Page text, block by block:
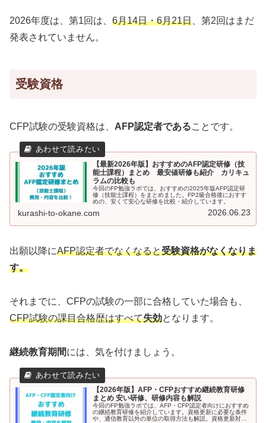
2026年度は、第1回は、 6月14日・6月21日 、第2回はまだ
発表されていません。
受験資格
CFP試験の受験資格は、 AFP認定者であることです。
【最新2026年版】おすすめのAFP認定研修（技
能士課程）まとめ 最安値研修も紹介 カリキュ
ラムの比較も
今回のFP勉強ラボでは、おすすめの2025年版AFP認定研
修（技能士課程）をまとめました。FP2級合格後におすす
めの、安くて安心な研修を比較・紹介しています。
kurashi-to-okane.com 2026.06.23
出願以降にAFP認定者でなくなると受験資格がなくなりま
す。
それまでに、CFPの試験の一部に合格していた場合も、
CFP試験の課目合格歴はすべて失効となります。
継続教育期間には、気を付けましょう。
【2026年版】AFP・CFPおすすめ継続教育研修
まとめ 安い研修、研修内容も解説
今回のFP勉強ラボでは、AFP・CFP認定者向けにおすすめ
の継続教育研修を紹介しています。資格更新に必要な条件
や、通信教育以外の単位の取得方法も解説。資格更新対象